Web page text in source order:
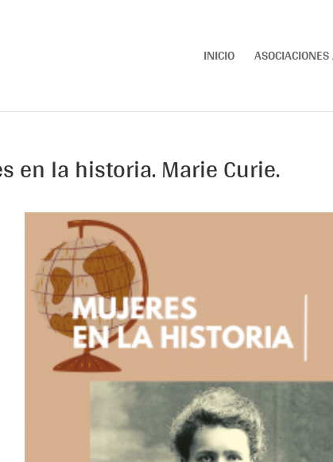
INICIO
en la historia. Marie Curie.